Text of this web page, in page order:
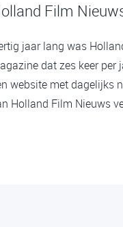
Film
jaar lang was
dat zes keer per
website met dagelijks
Holland Film Nieuws